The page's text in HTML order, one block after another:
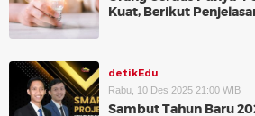
Kuat, Berikut
detikEdu
Rabu, 10 Des 2025 21:00 WIB
Sambut Tahun Baru